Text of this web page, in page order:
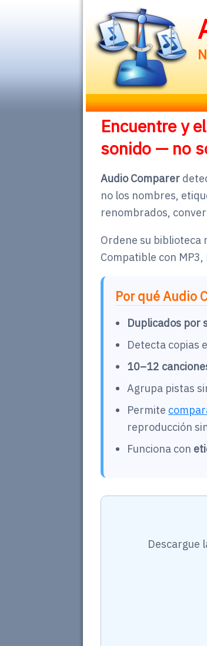
Encuentre y
sonido — no
Audio Comparer
no los nombres,
renombrados,
Ordene su biblioteca
Compatible con MP3,
Por qué Audio
Duplicados por
Detecta copias
10–12
Agrupa pistas
Permite
reproducción
Funciona con
Descargue